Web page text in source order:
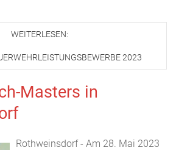
WEITERLESEN:
2023
Masters in
Rothweinsdorf - Am 28. Mai 2023